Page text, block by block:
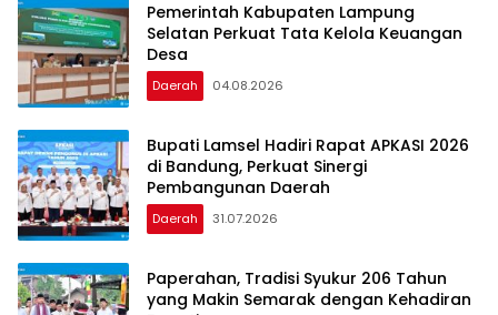
Pemerintah Kabupaten Lampung
Selatan Perkuat Tata Kelola Keuangan
Desa
Daerah 04.08.2026
Bupati Lamsel Hadiri Rapat APKASI 2026
di Bandung, Perkuat Sinergi
Pembangunan Daerah
Daerah 31.07.2026
Paperahan, Tradisi Syukur 206 Tahun
yang Makin Semarak dengan Kehadiran